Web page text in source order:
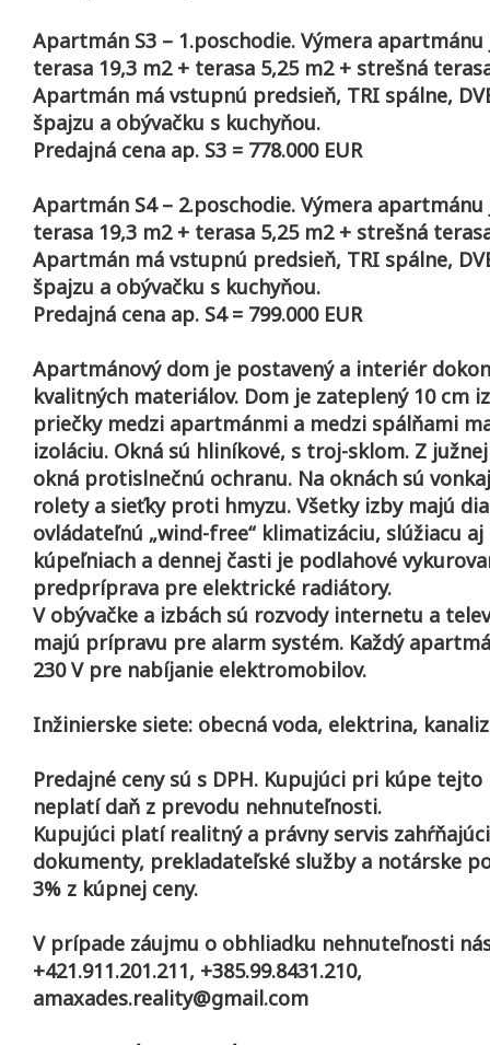
Apartmán S3 – 1.poschodie. Výmera apartmánu
terasa 19,3 m2 + terasa 5,25 m2 + strešná
Apartmán má vstupnú predsieň, TRI spálne,
špajzu a obývačku s kuchyňou.
Predajná cena ap. S3 = 778.000 EUR
Apartmán S4 – 2.poschodie. Výmera apartmánu
terasa 19,3 m2 + terasa 5,25 m2 + strešná
Apartmán má vstupnú predsieň, TRI spálne,
špajzu a obývačku s kuchyňou.
Predajná cena ap. S4 = 799.000 EUR
Apartmánový dom je postavený a interiér
kvalitných materiálov. Dom je zateplený 10 cm
priečky medzi apartmánmi a medzi spálňami
izoláciu. Okná sú hliníkové, s troj-sklom. Z
okná protislnečnú ochranu. Na oknách sú
rolety a sieťky proti hmyzu. Všetky izby majú
ovládateľnú „wind-free“ klimatizáciu, slúžiacu aj
kúpeľniach a dennej časti je podlahové
predpríprava pre elektrické radiátory.
V obývačke a izbách sú rozvody internetu a
majú prípravu pre alarm systém. Každý
230 V pre nabíjanie elektromobilov.
Inžinierske siete: obecná voda, elektrina,
Predajné ceny sú s DPH. Kupujúci pri kúpe
neplatí daň z prevodu nehnuteľnosti.
Kupujúci platí realitný a právny servis
dokumenty, prekladateľské služby a notárske
3% z kúpnej ceny.
V prípade záujmu o obhliadku nehnuteľnosti
+421.911.201.211, +385.99.8431.210,
amaxades.reality@gmail.com